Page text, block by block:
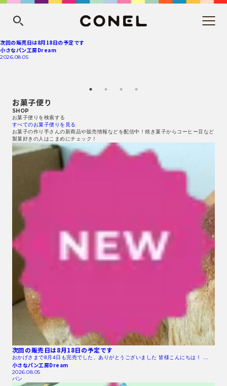
次回の販売日は8月18日の予定です
小さなパン工房Dream
2026.08.05
お菓子便り
SHOP
お菓子便りを検索する
すべてのお菓子便りを見る
お菓子の作り手さんの新商品や販売情報などを配信中！焼き菓子からコーヒー豆など
製菓好きの人はこまめにチェック！
次回の販売日は8月18日の予定です
おかげさまで8月4日も完売でした、ありがとうございました 皆様こんにちは！ …
小さなパン工房Dream
2026.08.05
パン